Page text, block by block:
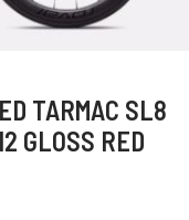
TARMAC SL8
GLOSS RED